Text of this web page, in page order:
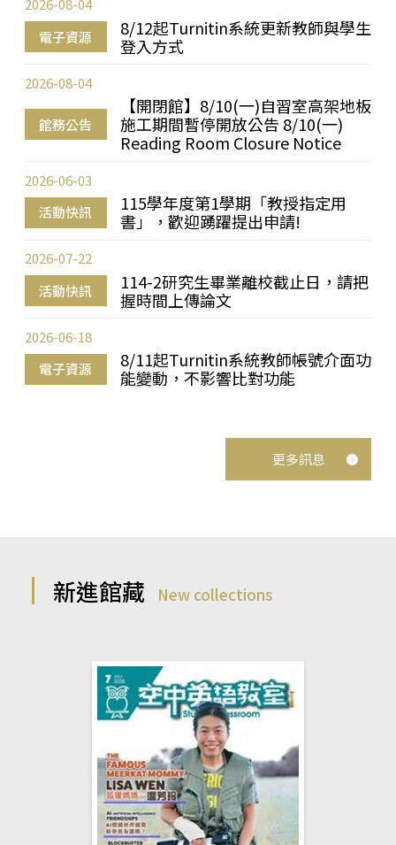
電子資源
8/12起Turnitin系統更新教師與學生
登入方式
2026-08-04
館務公告
【開閉館】8/10(一)自習室高架地板
施工期間暫停開放公告 8/10(一)
Reading Room Closure Notice
2026-08-04
活動快訊
115學年度第1學期「教授指定用
書」，歡迎踴躍提出申請!
2026-06-03
活動快訊
114-2研究生畢業離校截止日，請把
握時間上傳論文
2026-07-22
電子資源
8/11起Turnitin系統教師帳號介面功
能變動，不影響比對功能
2026-06-18
更多訊息
新進館藏 New collections